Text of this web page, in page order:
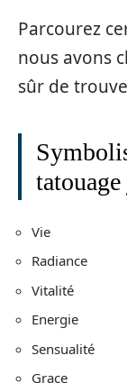
Parcourez
nous avons
sûr de
Vie
Radiance
Vitalité
Energie
Sensualité
Grace